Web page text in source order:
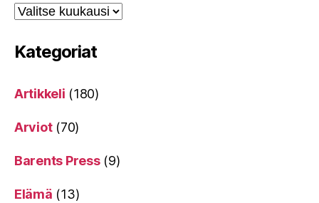
Kategoriat
Artikkeli (180)
Arviot(70)
Barents Press(9)
Elämä (13)